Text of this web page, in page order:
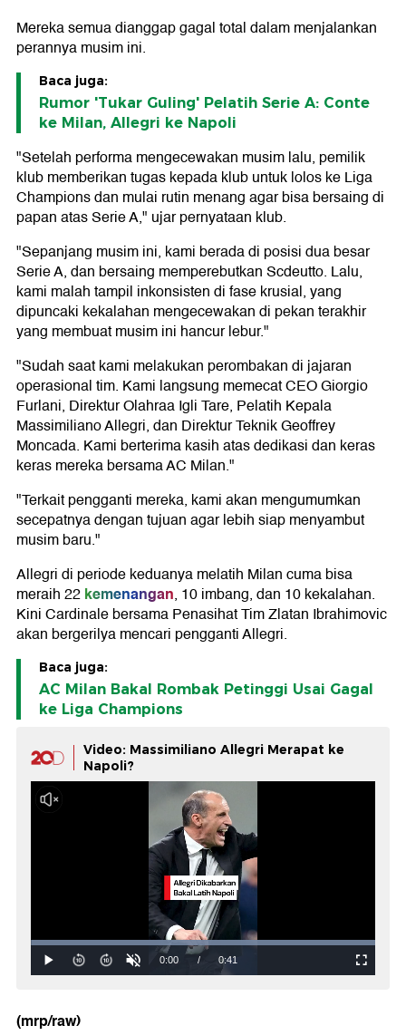
Mereka semua dianggap gagal total dalam menjalankan
perannya musim ini.
Baca juga:
Rumor 'Tukar Guling' Pelatih Serie A: Conte
ke Milan, Allegri ke Napoli
"Setelah performa mengecewakan musim lalu, pemilik
klub memberikan tugas kepada klub untuk lolos ke Liga
Champions dan mulai rutin menang agar bisa bersaing di
papan atas Serie A," ujar pernyataan klub.
"Sepanjang musim ini, kami berada di posisi dua besar
Serie A, dan bersaing memperebutkan Scdeutto. Lalu,
kami malah tampil inkonsisten di fase krusial, yang
dipuncaki kekalahan mengecewakan di pekan terakhir
yang membuat musim ini hancur lebur."
"Sudah saat kami melakukan perombakan di jajaran
operasional tim. Kami langsung memecat CEO Giorgio
Furlani, Direktur Olahraa Igli Tare, Pelatih Kepala
Massimiliano Allegri, dan Direktur Teknik Geoffrey
Moncada. Kami berterima kasih atas dedikasi dan keras
keras mereka bersama AC Milan."
"Terkait pengganti mereka, kami akan mengumumkan
secepatnya dengan tujuan agar lebih siap menyambut
musim baru."
Allegri di periode keduanya melatih Milan cuma bisa
meraih 22kemenangan, 10 imbang, dan 10 kekalahan.
Kini Cardinale bersama Penasihat Tim Zlatan Ibrahimovic
akan bergerilya mencari pengganti Allegri.
Baca juga:
AC Milan Bakal Rombak Petinggi Usai Gagal
ke Liga Champions
Video: Massimiliano Allegri Merapat ke
Napoli?
(mrp/raw)